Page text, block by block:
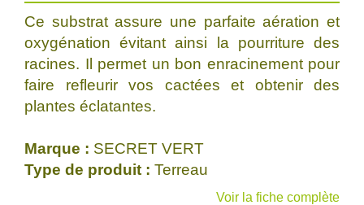
Ce substrat assure une parfaite aération et
oxygénation évitant ainsi la pourriture des
racines. Il permet un bon enracinement pour
faire refleurir vos cactées et obtenir des
plantes éclatantes.
Marque : SECRET VERT
Type de produit : Terreau
Voir la fiche complète